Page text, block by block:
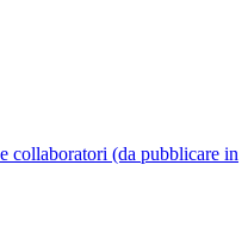
collaboratori (da pubblicare in